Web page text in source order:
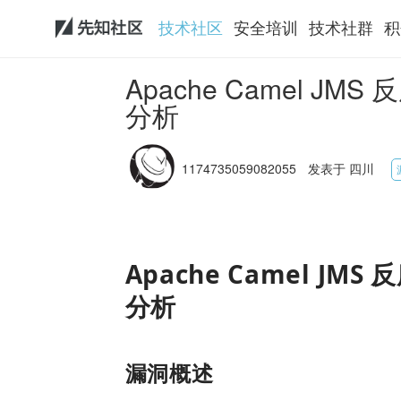
技术社区 安全培训 技术社群
Apache Camel JMS
分析
1174735059082055 发表于 四川
Apache Camel JMS
分析
漏洞概述